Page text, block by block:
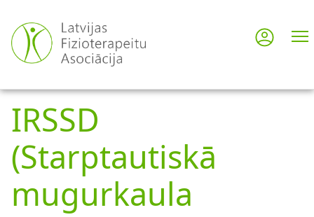
uz
galveno
saturu
User
IRSSD
(Starptautiskā
mugurkaula